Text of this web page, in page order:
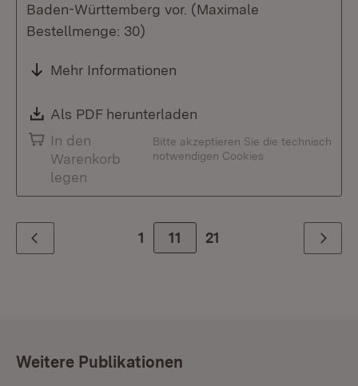
Baden-Württemberg vor. (Maximale
Bestellmenge: 30)
Mehr Informationen
Download:
Als PDF herunterladen
In den
Warenkorb
legen
Bitte akzeptieren Sie die technisch
notwendigen Cookies
Zurück 1 Zur Seite
11 21 Weiter
Weitere Publikationen